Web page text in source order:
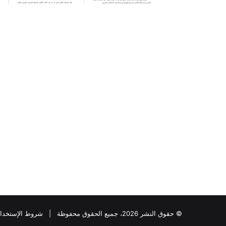
© حقوق النشر 2026، جميع الحقوق محفوظة | شروط